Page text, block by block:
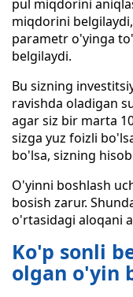
pul miqdorini
miqdorini
parametr o'yinga
belgilaydi.
Bu sizning
ravishda oladigan
agar siz bir marta
sizga yuz foizli
bo'lsa, sizning
O'yinni boshlash
bosish zarur.
o'rtasidagi aloqani
Ko'p sonli
olgan o'yin